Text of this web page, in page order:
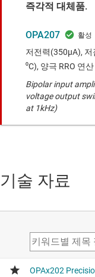
즉각적 대체품.
OPA207
저전력(350µA),
⁰C), 양극 RRO 연
Bipolar input
voltage output
at 1kHz)
기술 자료